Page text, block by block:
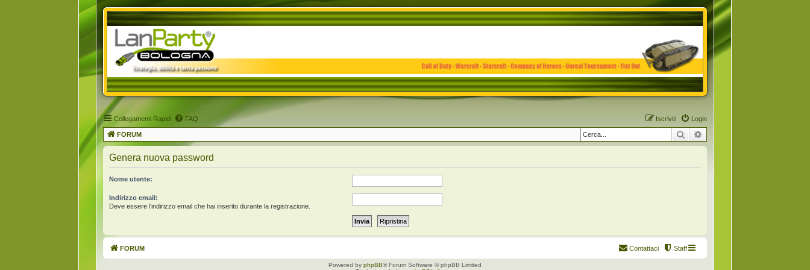
Collegamenti Rapidi FAQ Login
Iscriviti
FORUM Cerca
Genera nuova password
Nome utente:
Indirizzo email:
Deve essere l’indirizzo email che hai inserito durante la registrazione.
FORUM Staff
Contattaci
Powered by phpBB® Forum Software © phpBB Limited